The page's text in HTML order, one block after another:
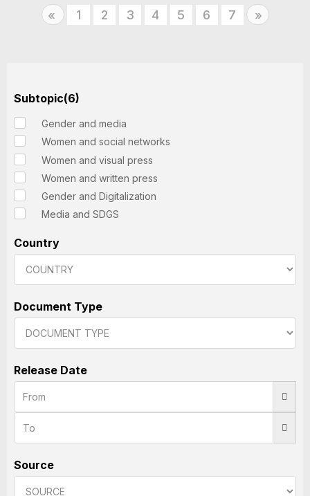
« Previous
1 2 3 4 5 6 7 » Next
Subtopic(6)
Gender and media
Women and social networks
Women and visual press
Women and written press
Gender and Digitalization
Media and SDGS
Country
Document Type
Release Date
Source